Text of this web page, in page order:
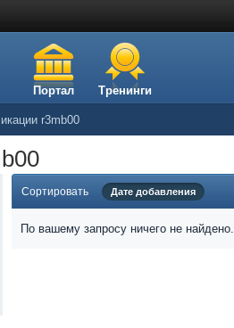
Портал Тренинги
r3mb00
Сортировать Дате добавления
По вашему запросу ничего не найдено.